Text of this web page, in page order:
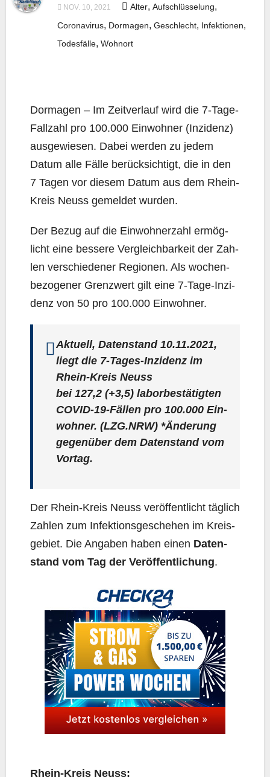
NOV. 10, 2021 Alter, Aufschlüsselung,
Coronavirus, Dormagen, Geschlecht, Infektionen,
Todesfälle, Wohnort
Dor­ma­gen – Im Zeit­ver­lauf wird die 7‑Ta­ge-
Fall­zahl pro 100.000 Ein­woh­ner (Inzi­denz)
aus­ge­wie­sen. Dabei wer­den zu jedem
Datum alle Fäl­le berück­sich­tigt, die in den
7 Tagen vor die­sem Datum aus dem Rhein-
Kreis Neuss gemel­det wurden.
Der Bezug auf die Ein­woh­ner­zahl ermög­
licht eine bes­se­re Ver­gleich­bar­keit der Zah­
len ver­schie­de­ner Regio­nen. Als wochen­
be­zo­ge­ner Grenz­wert gilt eine 7‑Ta­ge-Inzi­
denz von 50 pro 100.000 Einwohner.
Aktu­ell, Daten­stand 10.11.2021,
liegt die 7‑Ta­ges-Inzi­denz im
Rhein-Kreis Neuss
bei 127,2 (+3,5) labor­be­stä­tig­ten
COVID-19-Fäl­len pro 100.000 Ein­
woh­ner. (LZG.NRW) *Ände­rung
gegen­über dem Daten­stand vom
Vortag.
Der Rhein-Kreis Neuss ver­öf­fent­licht täg­lich
Zah­len zum Infek­ti­ons­ge­sche­hen im Kreis­
ge­biet. Die Anga­ben haben einen Daten­
stand vom Tag der Ver­öf­fent­li­chung.
Rhein-Kreis Neuss: